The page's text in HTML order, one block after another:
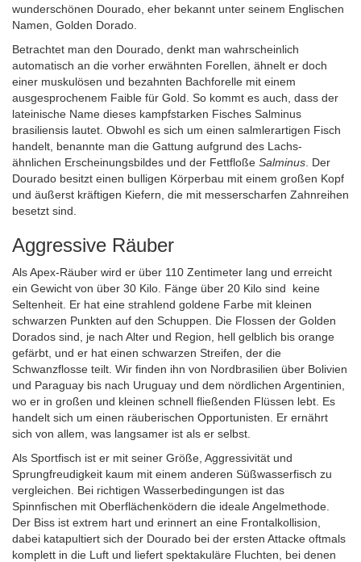
wunderschönen Dourado, eher bekannt unter seinem Englischen
Namen, Golden Dorado.
Betrachtet man den Dourado, denkt man wahrscheinlich
automatisch an die vorher erwähnten Forellen, ähnelt er doch
einer muskulösen und bezahnten Bachforelle mit einem
ausgesprochenem Faible für Gold. So kommt es auch, dass der
lateinische Name dieses kampfstarken Fisches Salminus
brasiliensis lautet. Obwohl es sich um einen salmlerartigen Fisch
handelt, benannte man die Gattung aufgrund des Lachs-
ähnlichen Erscheinungsbildes und der Fettfloße Salminus . Der
Dourado besitzt einen bulligen Körperbau mit einem großen Kopf
und äußerst kräftigen Kiefern, die mit messerscharfen Zahnreihen
besetzt sind.
Aggressive Räuber
Als Apex-Räuber wird er über 110 Zentimeter lang und erreicht
ein Gewicht von über 30 Kilo. Fänge über 20 Kilo sind keine
Seltenheit. Er hat eine strahlend goldene Farbe mit kleinen
schwarzen Punkten auf den Schuppen. Die Flossen der Golden
Dorados sind, je nach Alter und Region, hell gelblich bis orange
gefärbt, und er hat einen schwarzen Streifen, der die
Schwanzflosse teilt. Wir finden ihn von Nordbrasilien über Bolivien
und Paraguay bis nach Uruguay und dem nördlichen Argentinien,
wo er in großen und kleinen schnell fließenden Flüssen lebt. Es
handelt sich um einen räuberischen Opportunisten. Er ernährt
sich von allem, was langsamer ist als er selbst.
Als Sportfisch ist er mit seiner Größe, Aggressivität und
Sprungfreudigkeit kaum mit einem anderen Süßwasserfisch zu
vergleichen. Bei richtigen Wasserbedingungen ist das
Spinnfischen mit Oberflächenködern die ideale Angelmethode.
Der Biss ist extrem hart und erinnert an eine Frontalkollision,
dabei katapultiert sich der Dourado bei der ersten Attacke oftmals
komplett in die Luft und liefert spektakuläre Fluchten, bei denen